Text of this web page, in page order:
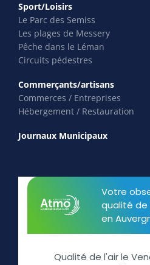
Sport/Loisirs
Le Parc des Semiss
Les plages de Messery
Pêche dans le Léman
Circuits pédestres
Commerçants/artisans
Commerces / Entreprises
Hébergement / Restauration
Journaux Municipaux